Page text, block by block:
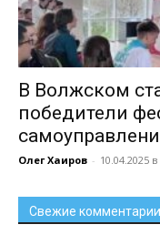
В Волжском
победители
Олег Хаиров - 10.04.2025
Свежие комментарии